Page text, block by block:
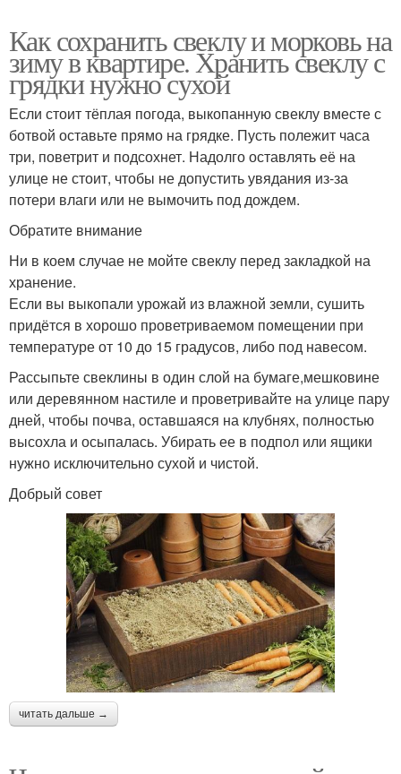
Как сохранить свеклу и морковь на
зиму в квартире. Хранить свеклу с
грядки нужно сухой
Если стоит тёплая погода, выкопанную свеклу вместе с
ботвой оставьте прямо на грядке. Пусть полежит часа
три, поветрит и подсохнет. Надолго оставлять её на
улице не стоит, чтобы не допустить увядания из-за
потери влаги или не вымочить под дождем.
Обратите внимание
Ни в коем случае не мойте свеклу перед закладкой на
хранение.
Если вы выкопали урожай из влажной земли, сушить
придётся в хорошо проветриваемом помещении при
температуре от 10 до 15 градусов, либо под навесом.
Рассыпьте свеклины в один слой на бумаге,мешковине
или деревянном настиле и проветривайте на улице пару
дней, чтобы почва, оставшаяся на клубнях, полностью
высохла и осыпалась. Убирать ее в подпол или ящики
нужно исключительно сухой и чистой.
Добрый совет
читать дальше →